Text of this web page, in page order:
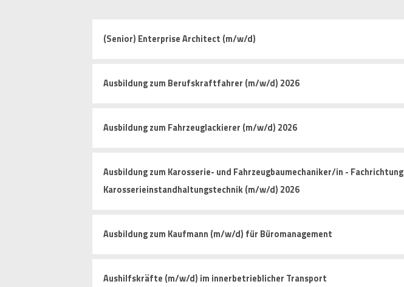
(Senior) Enterprise Architect (m/w/d)
Ausbildung zum Berufskraftfahrer (m/w/d) 2026
Ausbildung zum Fahrzeuglackierer (m/w/d) 2026
Ausbildung zum Karosserie- und Fahrzeugbaumechaniker/in - Fachrichtung
Karosserieinstandhaltungstechnik (m/w/d) 2026
Ausbildung zum Kaufmann (m/w/d) für Büromanagement
Aushilfskräfte (m/w/d) im innerbetrieblicher Transport